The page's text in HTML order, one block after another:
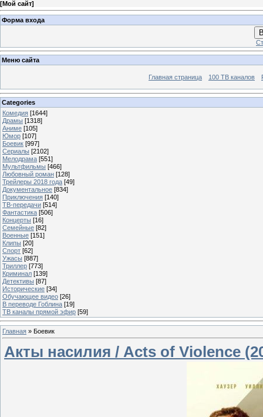
[Мой сайт]
Форма входа
Меню сайта
Главная страница 100 ТВ каналов
Categories
Комедия [1644]
Драмы [1318]
Аниме [105]
Юмор [107]
Боевик [997]
Сериалы [2102]
Мелодрама [551]
Мультфильмы [466]
Любовный роман [128]
Трейлеры 2018 года [49]
Документальное [834]
Приключения [140]
ТВ-передачи [514]
Фантастика [506]
Концерты [16]
Семейные [82]
Военные [151]
Клипы [20]
Спорт [62]
Ужасы [887]
Триллер [773]
Криминал [139]
Детективы [87]
Исторические [34]
Обучающее видео [26]
В переводе Гоблина [19]
ТВ каналы прямой эфир [59]
Главная » Боевик
Акты насилия / Acts of Violence